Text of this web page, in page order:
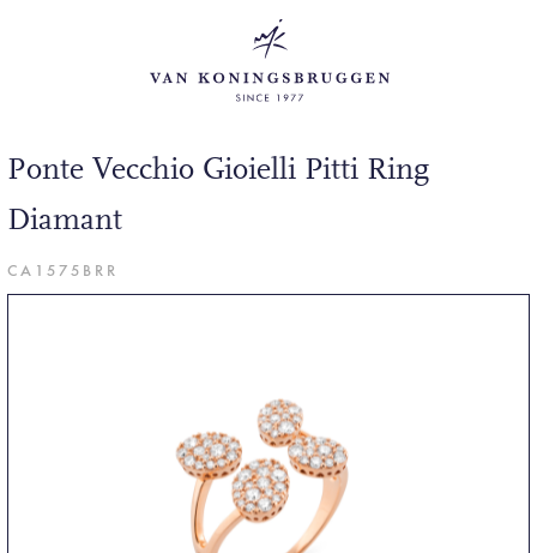
Ponte Vecchio Gioielli Pitti Ring
Diamant
CA1575BRR